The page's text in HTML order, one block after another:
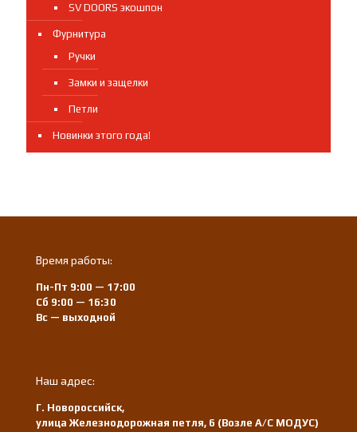
SV DOORS экошпон
Фурнитура
Ручки
Замки и защелки
Петли
Новинки этого года!
Время работы:
Пн-Пт 9:00 — 17:00
Сб 9:00 — 16:30
Вс — выходной
Наш адрес:
Г. Новороссийск,
улица Железнодорожная петля, 6 (Возле А/С МОДУС)